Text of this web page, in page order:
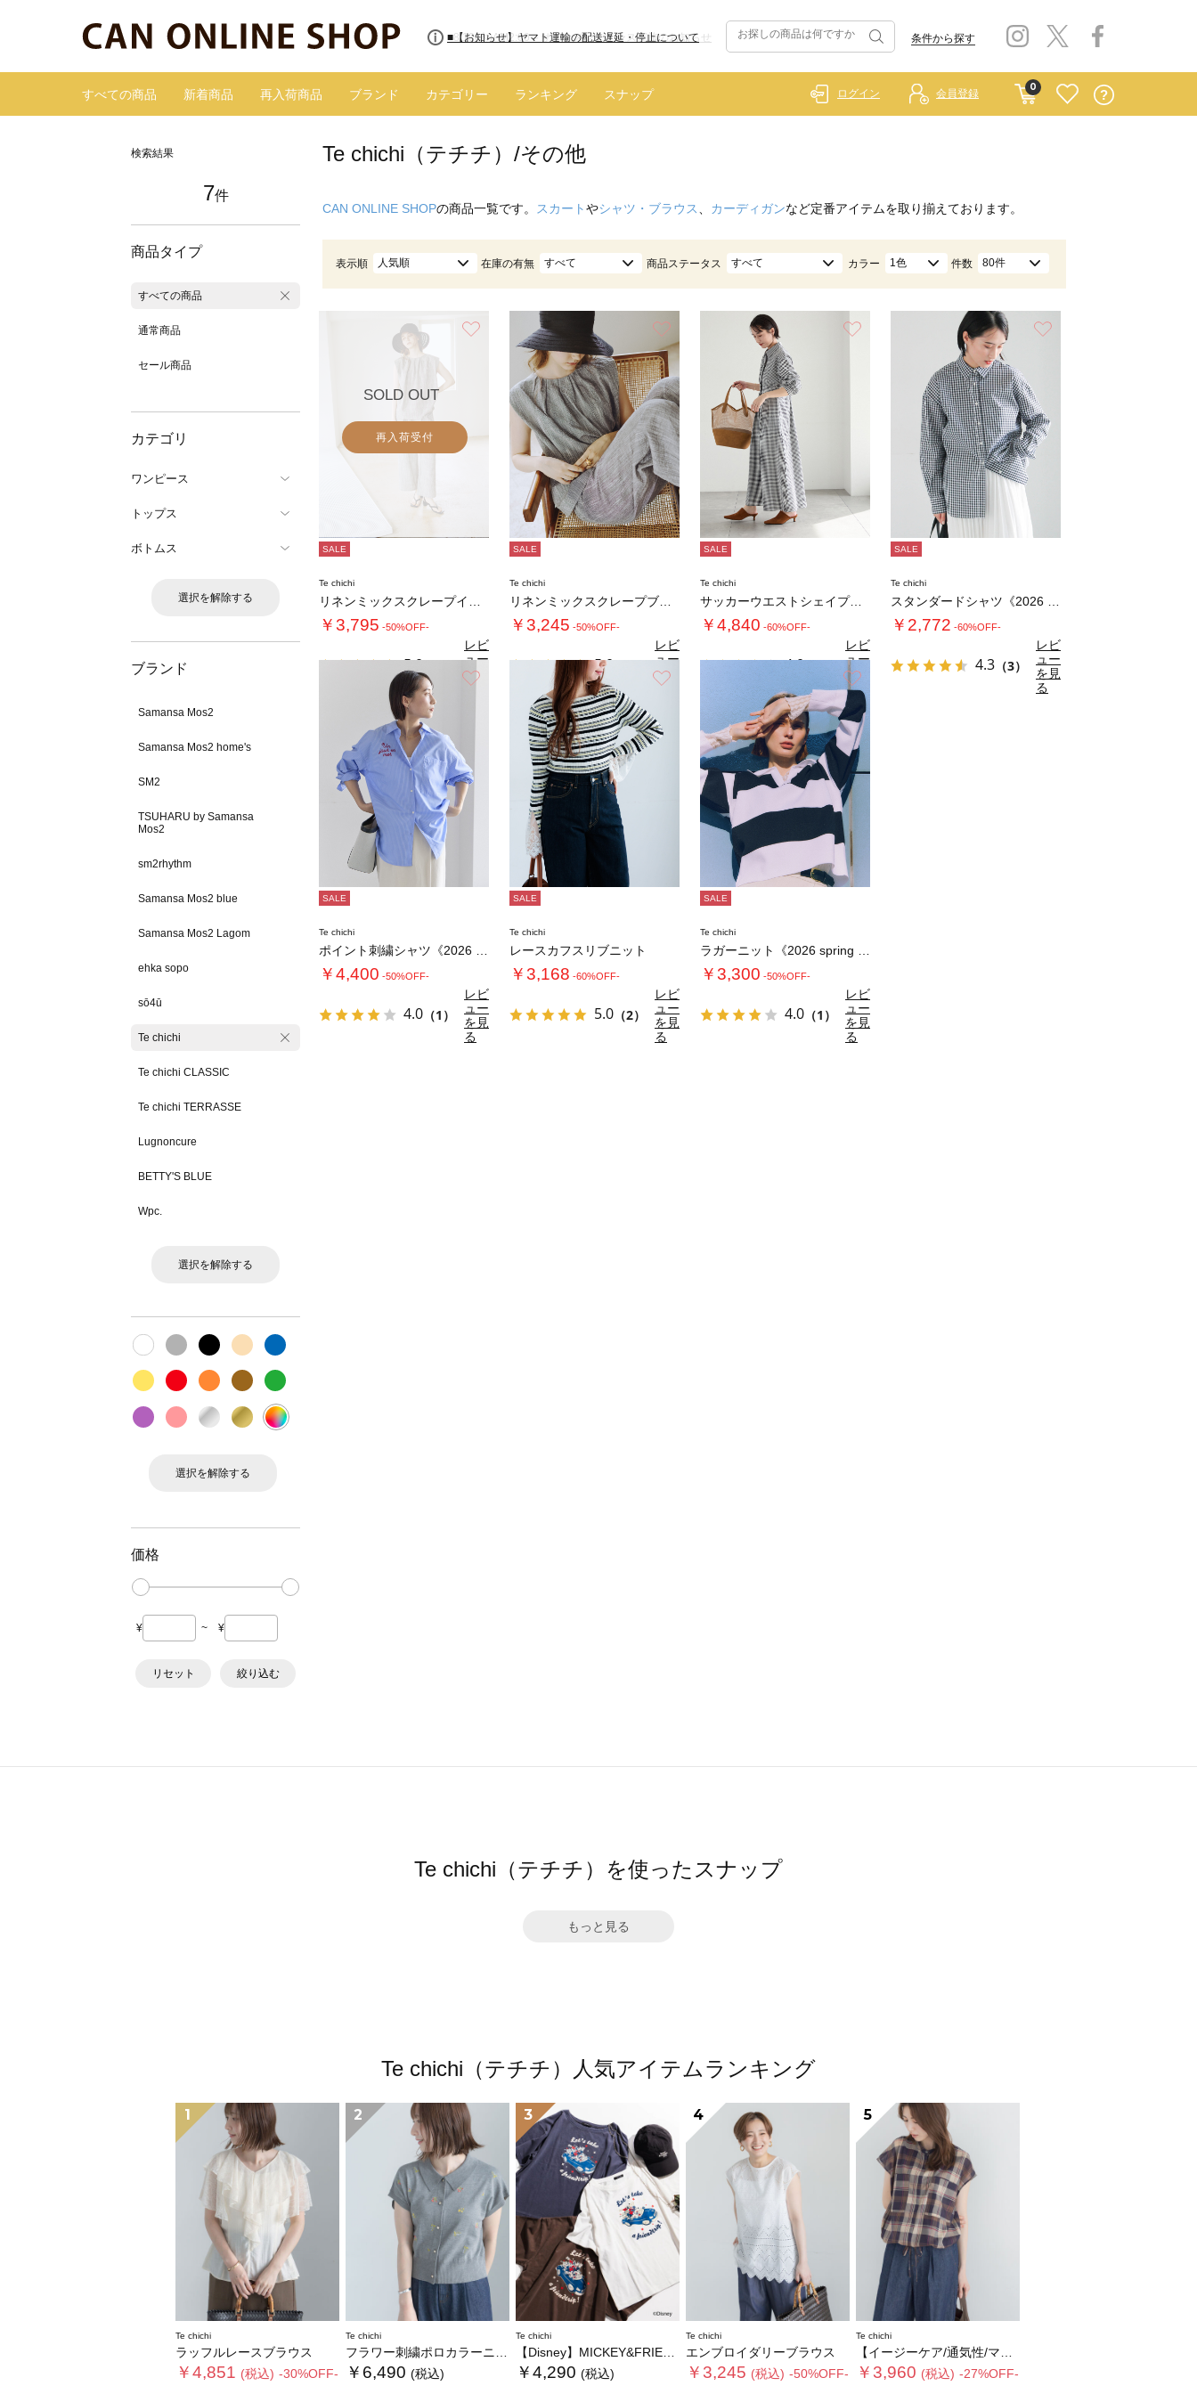
■【お知らせ】ヤマト運輸の配送遅延・停止について 条件から探す
すべての商品 新着商品 再入荷商品 ブランド カテゴリー ランキング スナップ
0
ログイン 会員登録
検索結果
7件
商品タイプ
すべての商品
通常商品
セール商品
カテゴリ
ワンピース
トップス
ボトムス
選択を解除する
ブランド
Samansa Mos2
Samansa Mos2 home's
SM2
TSUHARU by Samansa
Mos2
sm2rhythm
Samansa Mos2 blue
Samansa Mos2 Lagom
ehka sopo
sō4ū
Te chichi
Te chichi CLASSIC
Te chichi TERRASSE
Lugnoncure
BETTY'S BLUE
Wpc.
選択を解除する
選択を解除する
価格
¥ ~ ¥
リセット 絞り込む
Te chichi（テチチ）/その他
CAN ONLINE SHOPの商品一覧です。 スカートやシャツ・ブラウス カーディガンなど定番アイテムを取り揃えております。
表示順 人気順 在庫の有無 すべて 商品ステータス すべて カラー 1色 件数 80件
SOLD OUT
再入荷受付
SALE
Te chichi
￥3,795 -50%OFF-
5.0（1）
レビ
ュー
を見
る
SALE
Te chichi
￥3,245 -50%OFF-
5.0（2）
レビ
ュー
を見
る
SALE
Te chichi
サッカーウエストシェイプワンピース
￥4,840 -60%OFF-
4.0（1）
レビ
ュー
を見
る
SALE
Te chichi
￥2,772 -60%OFF-
4.3 （3）
レビ
ュー
を見
る
SALE
Te chichi
￥4,400 -50%OFF-
4.0 （1）
レビ
ュー
を見
る
SALE
Te chichi
レースカフスリブニット
￥3,168 -60%OFF-
5.0 （2）
レビ
ュー
を見
る
お気に入り
SALE
Te chichi
￥3,300 -50%OFF-
4.0 （1）
レビ
ュー
を見
る
Te chichi（テチチ）を使ったスナップ
もっと見る
Te chichi（テチチ）人気アイテムランキング
1
Te chichi
ラッフルレースブラウス
￥4,851 (税込) -30%OFF-
2
Te chichi
フラワー刺繍ポロカラーニット
￥6,490 (税込)
3
Te chichi
【Disney】MICKEY&FRIENDS/オーバーサイズTシャツ
￥4,290 (税込)
4
Te chichi
エンブロイダリーブラウス
￥3,245 (税込) -50%OFF-
5
Te chichi
【イージーケア/通気性/マシンウォッシャブル】チェックドロストシャツ
￥3,960 (税込) -27%OFF-